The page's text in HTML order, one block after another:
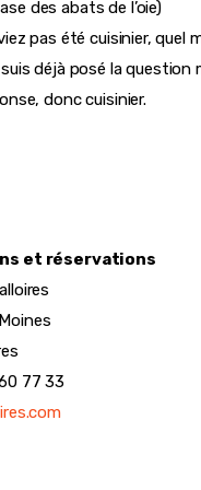
des abats de l’oie)
pas été cuisinier, quel
déjà posé la question
donc cuisinier.
et réservations
77 33